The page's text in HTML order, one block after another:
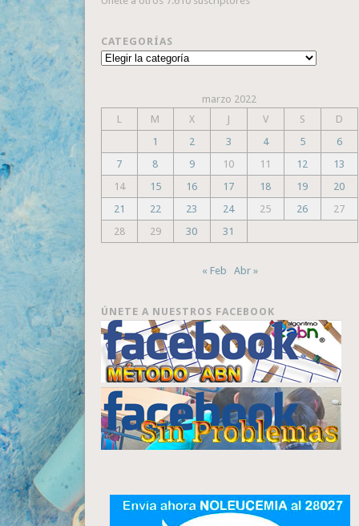
CATEGORÍAS
Categorías
marzo 2022
L
M X J V S
D
1
2 3 4 5
6
7
8 9 10 11 12
13
14
15 16 17 18 19
20
21
22 23 24 25 26
27
28
29 30 31
« Feb Abr »
ÚNETE A NUESTROS FACEBOOK